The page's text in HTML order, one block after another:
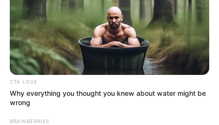
CTA LOVE
Why everything you thought you knew about water might be
wrong
BRAINBERRIES